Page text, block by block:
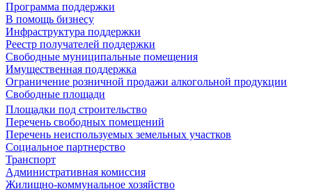
Программа поддержки
В помощь бизнесу
Инфраструктура поддержки
Реестр получателей поддержки
Свободные муниципальные помещения
Имущественная поддержка
Ограничение розничной продажи алкогольной продукции
Свободные площади
Площадки под строительство
Перечень свободных помещений
Перечень неиспользуемых земельных участков
Социальное партнерство
Транспорт
Административная комиссия
Жилищно-коммунальное хозяйство